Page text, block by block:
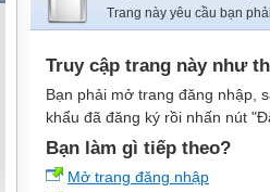
Trang này yêu cầu bạn
Truy cập trang này như
Bạn phải mở trang đăng nhập,
khẩu đã đăng ký rồi nhấn nút
Bạn làm gì tiếp theo?
Mở trang đăng nhập